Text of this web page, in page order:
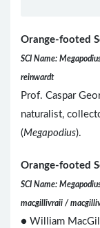
Orange-footed
SCI Name:
reinwardt
Prof. Caspar
naturalist,
(Megapodius).
Orange-footed
SCI Name:
macgillivraii /
● William